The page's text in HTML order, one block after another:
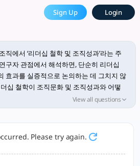
직문화, 성과 간
학, 문화, 맥락의 복합·동태적 역할과
Sign Up Login
직에서 ‘리더십 철학 및 조직성과’라는 주
구자 관점에서 해석하면, 단순히 리더십
효과를 실증적으로 논의하는 데 그치지 않
십 철학이 조직문화 및 조직성과와 어떻
합적이며 상호적 관계를 형성하는지에 대한
·이론적 통합이 중요하다는 점을 강조할 수
효과적인 리더십 스타일과 그에 수반하는
학(예: 변혁적 리더십, 서번트 리더십, 윤리
View all questions
Please try again.